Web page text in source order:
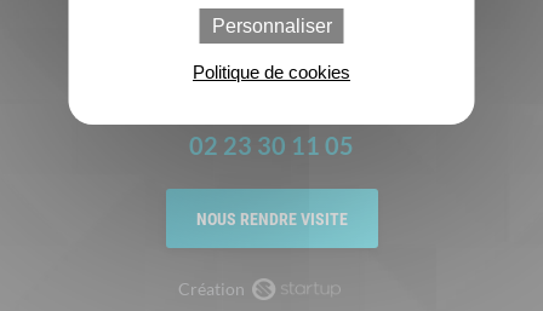
ZA Mivoie, 3 rue de la Trotine
35136 Saint Jacques de la Lande
02 23 30 11 05
NOUS RENDRE VISITE
Création
Personnaliser
Politique de cookies